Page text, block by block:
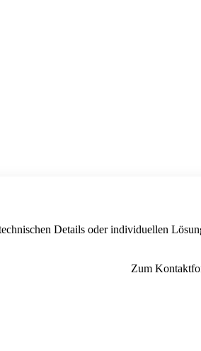
Details oder individuellen
Zum